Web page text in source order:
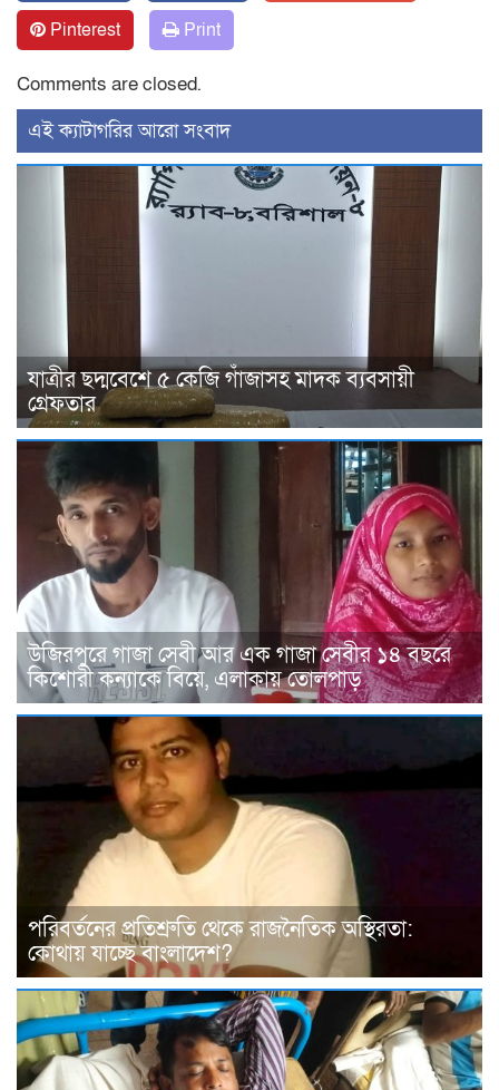
Pinterest Print
Comments are closed.
‍এই ক্যাটাগরির ‍আরো সংবাদ
যাত্রীর ছদ্মবেশে ৫ কেজি গাঁজাসহ মাদক ব্যবসায়ী
গ্রেফতার
উজিরপুরে গাজা সেবী আর এক গাজা সেবীর ১৪ বছরে
কিশোরী কন্যাকে বিয়ে, এলাকায় তোলপাড়
পরিবর্তনের প্রতিশ্রুতি থেকে রাজনৈতিক অস্থিরতা:
কোথায় যাচ্ছে বাংলাদেশ?